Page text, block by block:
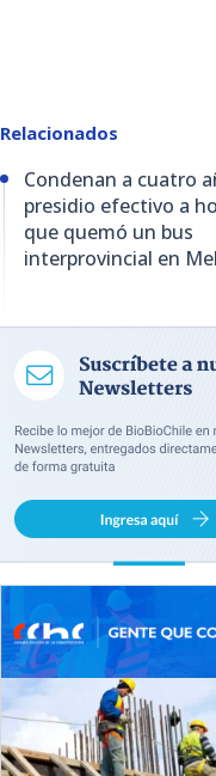
Relacionados
Condenan a cuatro
presidio efectivo a
que quemó un bus
interprovincial en